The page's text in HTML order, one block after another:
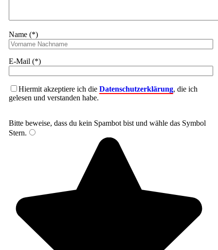
Name (*)
E-Mail (*)
Hiermit akzeptiere ich die Datenschutzerklärung, die ich
gelesen und verstanden habe.
Bitte beweise, dass du kein Spambot bist und wähle das Symbol
Stern.